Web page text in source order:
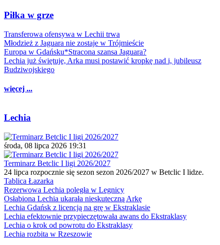
Piłka w grze
Transferowa ofensywa w Lechii trwa
Młodzież z Jaguara nie zostaje w Trójmieście
Europa w Gdańsku*Stracona szansa Jaguara?
Lechia już świętuje, Arka musi postawić kropkę nad i, jubileusz
Budziwojskiego
więcej ...
Lechia
środa, 08 lipca 2026 19:31
Terminarz Betclic I ligi 2026/2027
24 lipca rozpocznie się sezon sezon 2026/2027 w Betclic I lidze.
Tablica Łazarka
Rezerwowa Lechia poległa w Legnicy
Osłabiona Lechia ukarała nieskuteczną Arkę
Lechia Gdańsk z licencją na grę w Ekstraklasie
Lechia efektownie przypieczętowała awans do Ekstraklasy
Lechia o krok od powrotu do Ekstraklasy
Lechia rozbita w Rzeszowie